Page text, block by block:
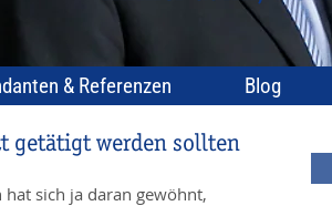
& Referenzen Blog
getätigt werden sollten
hat sich ja daran gewöhnt,